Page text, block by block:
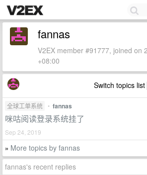
fannas
V2EX member #91777, joined on
+08:00
Switch topics list
全球工单系统 • fannas
咪咕阅读登录系统挂了
Sep 24, 2019
» More topics by fannas
fannas's recent replies